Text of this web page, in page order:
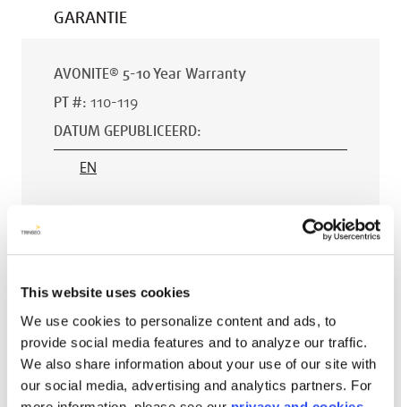
This website uses cookies
We use cookies to personalize content and ads, to
provide social media features and to analyze our traffic.
We also share information about your use of our site with
our social media, advertising and analytics partners. For
GARANTIE
AVONITE® 5-10 Year Warranty
PT #: 110-119
DATUM GEPUBLICEERD:
EN
PT #:110-118
DATUM GEPUBLICEERD: